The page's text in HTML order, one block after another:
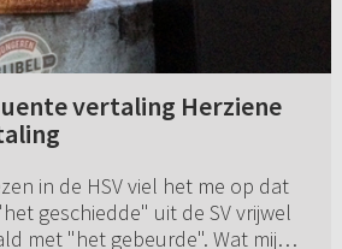
vertaling Herziene
in de HSV viel het me op dat
geschiedde" uit de SV vrijwel
met "het gebeurde". Wat mij